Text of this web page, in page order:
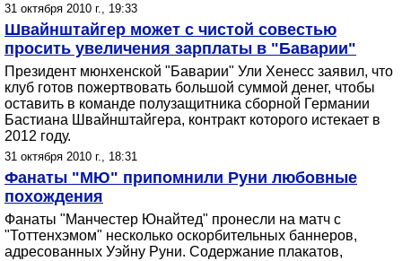
31 октября 2010 г., 19:33
Швайнштайгер может с чистой совестью
просить увеличения зарплаты в "Баварии"
Президент мюнхенской "Баварии" Ули Хенесс заявил, что
клуб готов пожертвовать большой суммой денег, чтобы
оставить в команде полузащитника сборной Германии
Бастиана Швайнштайгера, контракт которого истекает в
2012 году.
31 октября 2010 г., 18:31
Фанаты "МЮ" припомнили Руни любовные
похождения
Фанаты "Манчестер Юнайтед" пронесли на матч с
"Тоттенхэмом" несколько оскорбительных баннеров,
адресованных Уэйну Руни. Содержание плакатов,